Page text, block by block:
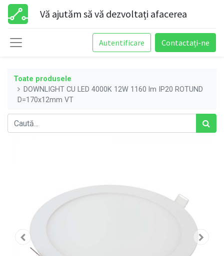
Vă ajutăm să vă dezvoltați afacerea
Autentificare Contactați-ne
Toate produsele
DOWNLIGHT CU LED 4000K 12W 1160 lm IP20 ROTUND
D=170x12mm VT